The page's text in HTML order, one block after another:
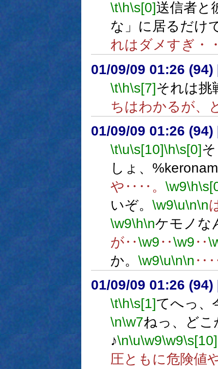
\t\h\s[0]送信者と
な」に居るだけ
れはダメすぎ・
01/09/09 01:26 (94)
\t\h\s[7]それは挑
ちはわかるが、
01/09/09 01:26 (94)
\t\u\s[10]\h\s[0]
しょ、
や‥‥。 \w9\h
いぞ。 \w9\u\n\n
\w9\h\nケモノな
が‥\w9‥\w9‥
か。 \w9\u\n\n
01/09/09 01:26 (94)
\t\h\s[1]てへっ、
\n\w7ねっ、ど
♪\n\u\w9\w9\s[10]
圧ともに危険値